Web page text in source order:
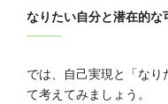
なりたい自分と潜在的な
では、自己実現と「な
て考えてみましょう。